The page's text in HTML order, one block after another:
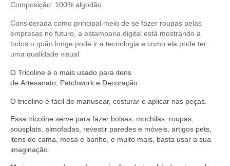
Composição: 100% algodão
Considerada como principal meio de se fazer roupas pelas
empresas no futuro, a estamparia digital está mostrando a
todos o quão longe pode ir a tecnologia e como ela pode ter
uma qualidade visual
O Tricoline é o mais usado para itens
de Artesanato Patchwork e Decoração
O tricoline é fácil de manusear, costurar e aplicar nas peças.
Essa tricoline serve para fazer bolsas, mochilas, roupas,
sousplats, almofadas, revestir paredes e móveis, artigos pets,
itens de cama, mesa e banho, e muito mais, basta usar a sua
imaginação.